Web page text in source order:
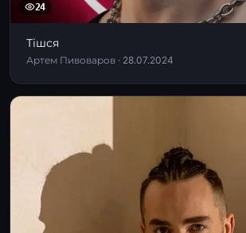
24
Тішся
Артем Пивоваров · 28.07.2024